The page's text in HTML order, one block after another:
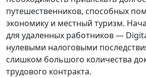
путешественников, способных
экономику и местный туризм.
для удаленных работников —
нулевыми налоговыми
слишком большого количества
трудового контракта.